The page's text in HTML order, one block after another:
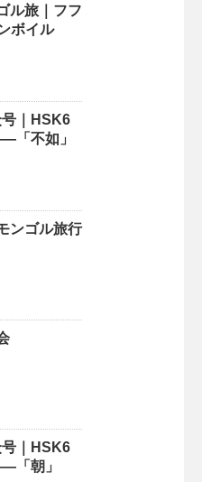
ル旅｜フフ
ボイル
｜HSK6
「不如」
ンゴル旅行
｜HSK6
「朝」